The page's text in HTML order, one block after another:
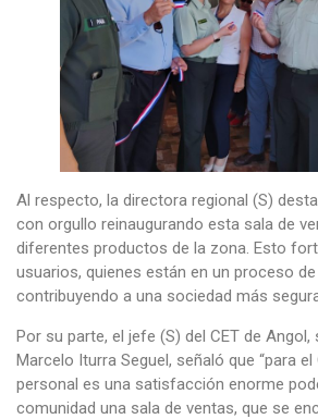
Al respecto, la directora regional (S)
con orgullo reinaugurando esta sala de
diferentes productos de la zona. Esto
usuarios, quienes están en un proceso
contribuyendo a una sociedad más
Por su parte, el jefe (S) del CET de
Marcelo Iturra Seguel, señaló que “para
personal es una satisfacción enorme
comunidad una sala de ventas, que se